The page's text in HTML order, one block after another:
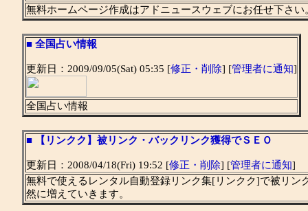
無料ホームページ作成はアドニュースウェブにお任せ下さい
■ 全国占い情報
更新日：2009/09/05(Sat) 05:35 [修正・削除] [管理者に通知]
全国占い情報
■ 【リンクク】被リンク・バックリンク獲得でＳＥＯ
更新日：2008/04/18(Fri) 19:52 [修正・削除] [管理者に通知]
無料で使えるレンタル自動登録リンク集[リンクク]で被リ
然に増えていきます。